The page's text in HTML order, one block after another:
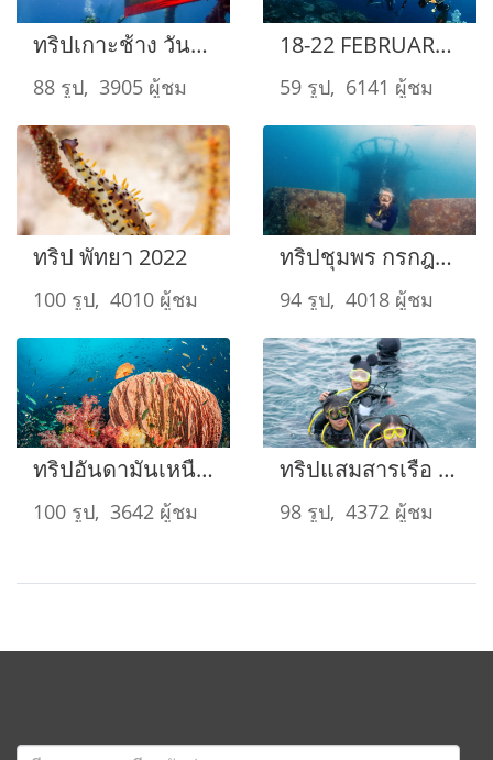
ทริปเกาะช้าง วันหยุดสงกรานต์ เดือน เมษายน 2022
88 รูป, 3905 ผู้ชม
18-22 FEBRUARY 2022 North Andaman Liveaboard
59 รูป, 6141 ผู้ชม
ทริป พัทยา 2022
100 รูป, 4010 ผู้ชม
ทริปชุมพร กรกฎาคม 2022
94 รูป, 4018 ผู้ชม
ทริปอันดามันเหนือ ตุลาคม 14-18 2022
100 รูป, 3642 ผู้ชม
ทริปแสมสารเรือ Seattle Star 15-16 ตุลาคม 2022
98 รูป, 4372 ผู้ชม